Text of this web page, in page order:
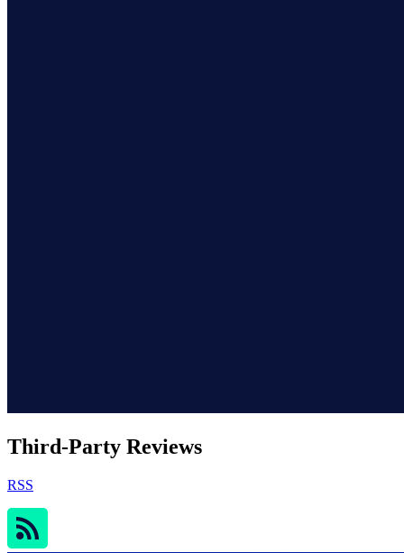
Third-Party Reviews
RSS